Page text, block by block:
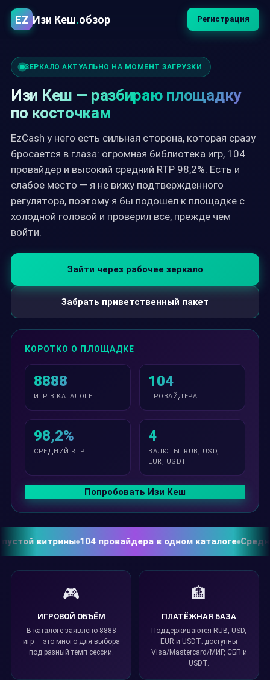
EZ Изи Кеш.обзор Регистрация
ЗЕРКАЛО АКТУАЛЬНО НА МОМЕНТ ЗАГРУЗКИ
Изи Кеш — разбираю площадку
по косточкам
EzCash у него есть сильная сторона, которая сразу
бросается в глаза: огромная библиотека игр, 104
провайдер и высокий средний RTP 98,2%. Есть и
слабое место — я не вижу подтвержденного
регулятора, поэтому я бы подошел к площадке с
холодной головой и проверил все, прежде чем
войти.
Зайти через рабочее зеркало
Забрать приветственный пакет
КОРОТКО О ПЛОЩАДКЕ
8888
ИГР В КАТАЛОГЕ
104
ПРОВАЙДЕРА
98,2%
СРЕДНИЙ RTP
4
ВАЛЮТЫ: RUB, USD,
EUR, USDT
Попробовать Изи Кеш
витрины 104 провайдера в одном каталоге Средний
🎮
ИГРОВОЙ ОБЪЁМ
В каталоге заявлено 8888
игр — это много для выбора
под разный темп сессии.
🏦
ПЛАТЁЖНАЯ БАЗА
Поддерживаются RUB, USD,
EUR и USDT; доступны
Visa/Mastercard/МИР, СБП и
USDT.